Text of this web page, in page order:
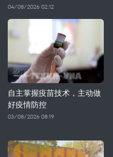
04/08/2026 02:12
自主掌握疫苗技术，主动做
好疫情防控
03/08/2026 08:19